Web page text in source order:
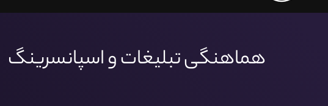
هماهنگی تبلیغات و اسپانسرینگ